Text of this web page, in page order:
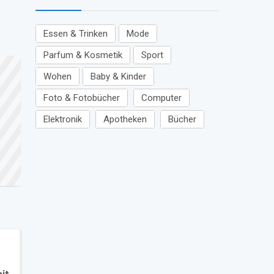
Essen & Trinken
Mode
Parfum & Kosmetik
Sport
Wohen
Baby & Kinder
Foto & Fotobücher
Computer
Elektronik
Apotheken Bücher